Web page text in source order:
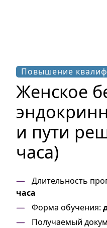
Повышение
Женское
и пути
часа)
Длительность
часа
Форма обучения:
Получаемый